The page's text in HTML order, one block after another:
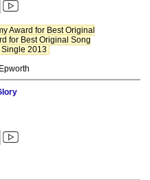
Award for Best Original
for Best Original Song
Single 2013